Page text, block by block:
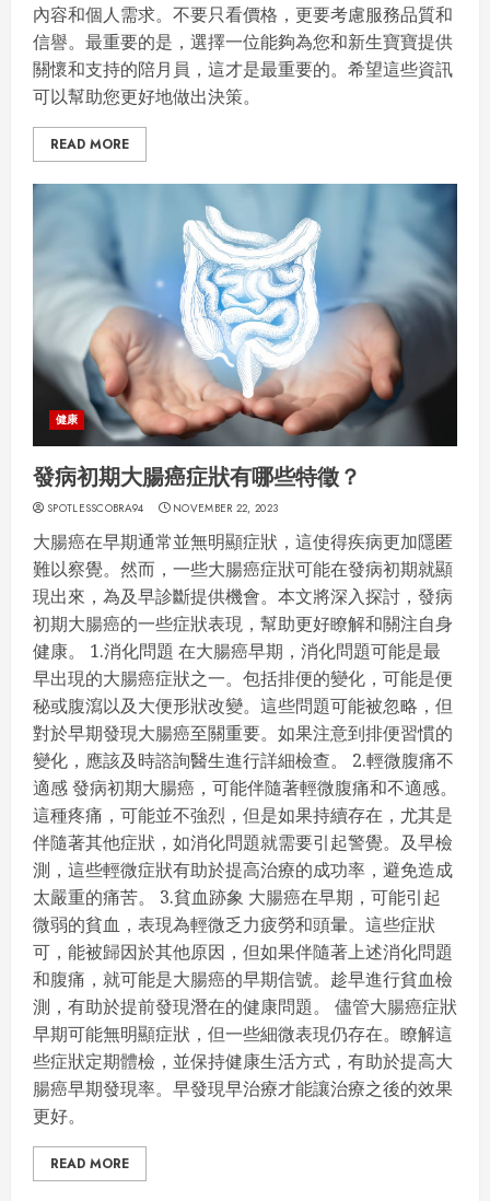
內容和個人需求。不要只看價格，更要考慮服務品質和
信譽。最重要的是，選擇一位能夠為您和新生寶寶提供
關懷和支持的陪月員，這才是最重要的。希望這些資訊
可以幫助您更好地做出決策。
READ MORE
健康
發病初期大腸癌症狀有哪些特徵？
SPOTLESSCOBRA94 NOVEMBER 22, 2023
大腸癌在早期通常並無明顯症狀，這使得疾病更加隱匿
難以察覺。然而，一些大腸癌症狀可能在發病初期就顯
現出來，為及早診斷提供機會。本文將深入探討，發病
初期大腸癌的一些症狀表現，幫助更好瞭解和關注自身
健康。 1.消化問題 在大腸癌早期，消化問題可能是最
早出現的大腸癌症狀之一。包括排便的變化，可能是便
秘或腹瀉以及大便形狀改變。這些問題可能被忽略，但
對於早期發現大腸癌至關重要。如果注意到排便習慣的
變化，應該及時諮詢醫生進行詳細檢查。 2.輕微腹痛不
適感 發病初期大腸癌，可能伴隨著輕微腹痛和不適感。
這種疼痛，可能並不強烈，但是如果持續存在，尤其是
伴隨著其他症狀，如消化問題就需要引起警覺。及早檢
測，這些輕微症狀有助於提高治療的成功率，避免造成
太嚴重的痛苦。 3.貧血跡象 大腸癌在早期，可能引起
微弱的貧血，表現為輕微乏力疲勞和頭暈。這些症狀
可，能被歸因於其他原因，但如果伴隨著上述消化問題
和腹痛，就可能是大腸癌的早期信號。趁早進行貧血檢
測，有助於提前發現潛在的健康問題。 儘管大腸癌症狀
早期可能無明顯症狀，但一些細微表現仍存在。瞭解這
些症狀定期體檢，並保持健康生活方式，有助於提高大
腸癌早期發現率。早發現早治療才能讓治療之後的效果
更好。
READ MORE